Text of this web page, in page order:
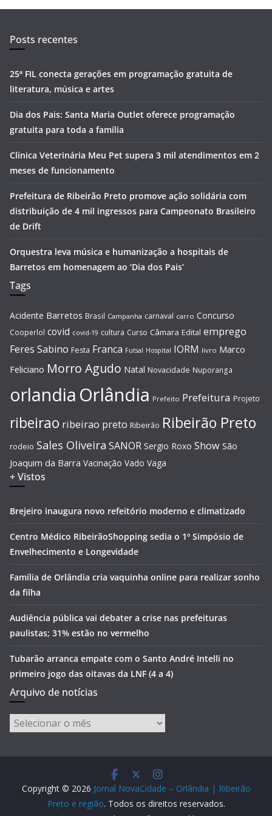
Posts recentes
25ª FIL conecta gerações em programação gratuita de
literatura, música e artes
Dia dos Pais: Santa Maria Outlet oferece programação
gratuita para toda a família
Clínica Veterinária Meu Pet supera 3 mil atendimentos em 2
meses de funcionamento
Prefeitura de Ribeirão Preto promove ação solidária com
distribuição de 4 mil ingressos para Campeonato Brasileiro
de Drift
Orquestra leva música e humanização a hospitais de
Barretos em homenagem ao ‘Dia dos Pais’
Tags
Acidente Barretos Brasil Campanha carnaval carro Concurso
Cooperlol covid covid-19 cultura Curso Câmara Edital emprego
Feres Sabino Festa Franca Futsal Hospital IORM livro Marco
Feliciano Morro Agudo Natal Novacidade Nuporanga
orlandia Orlândia Prefeito Prefeitura Projeto
ribeirao ribeirao preto Ribeirão Ribeirão Preto
rodeio Sales Oliveira SANOR Sergio Roxo Show São
Joaquim da Barra Vacinação Vado Vaga
+ Vistos
Brejeiro inaugura novo refeitório moderno e climatizado
Centro Médico RibeirãoShopping sedia o 1º Simpósio de
Envelhecimento e Longevidade
Família de Orlândia cria vaquinha online para realizar sonho
da filha
Audiência pública vai debater a crise nas prefeituras
paulistas; 31% estão no vermelho
Tubarão arranca empate com o Santo André Intelli no
primeiro jogo das oitavas da LNF (4 a 4)
Arquivo de notícias
Arquivo
Copyright © 2026 Jornal NovaCidade – Orlândia | Ribeirão
Preto e região. Todos os direitos reservados.